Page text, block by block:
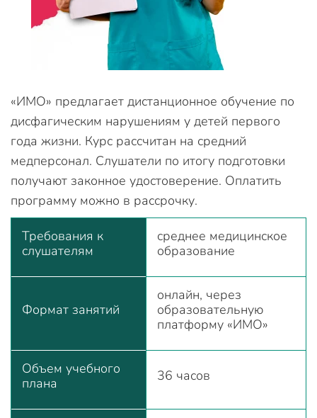
«ИМО» предлагает дистанционное обучение по
дисфагическим нарушениям у детей первого
года жизни. Курс рассчитан на средний
медперсонал. Слушатели по итогу подготовки
получают законное удостоверение. Оплатить
программу можно в рассрочку.
Требования к
слушателям
среднее медицинское
образование
Формат занятий
онлайн, через
образовательную
платформу «ИМО»
Объем учебного
плана
36 часов